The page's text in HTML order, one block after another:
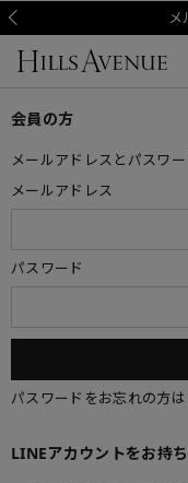
会員の方
メールアドレスとパスワ
メールアドレス
パスワード
パスワードをお忘れの方
LINEアカウントをお持